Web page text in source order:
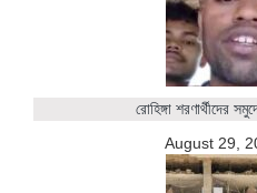
রোহিঙ্গা শরণার্থীদের
August 29,